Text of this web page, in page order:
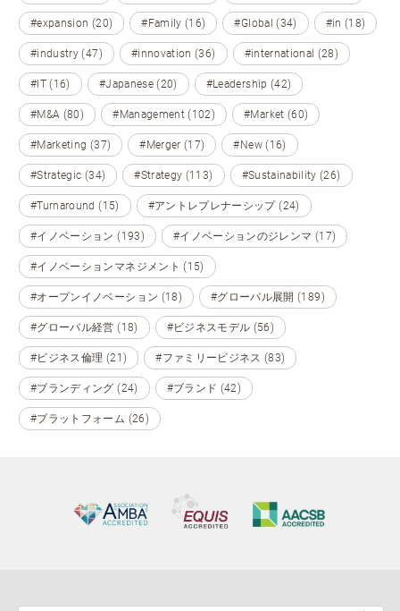
#expansion (20) #Family (16) #Global (34) #in (18)
#industry (47) #innovation (36) #international (28)
#IT (16) #Japanese (20) #Leadership (42)
#M&A (80) #Management (102) #Market (60)
#Marketing (37) #Merger (17) #New (16)
#Strategic (34) #Strategy (113) #Sustainability (26)
#Turnaround (15) #アントレプレナーシップ (24)
#イノベーション (193) #イノベーションのジレンマ (17)
#イノベーションマネジメント (15)
#オープンイノベーション (18) #グローバル展開 (189)
#グローバル経営 (18) #ビジネスモデル (56)
#ビジネス倫理 (21) #ファミリービジネス (83)
#ブランディング (24) #ブランド (42)
#プラットフォーム (26)